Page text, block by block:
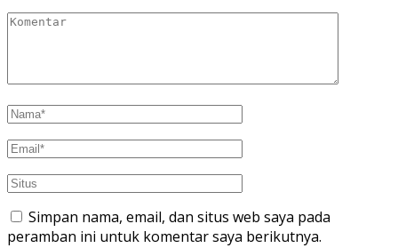
Simpan nama, email, dan situs web saya pada
peramban ini untuk komentar saya berikutnya.